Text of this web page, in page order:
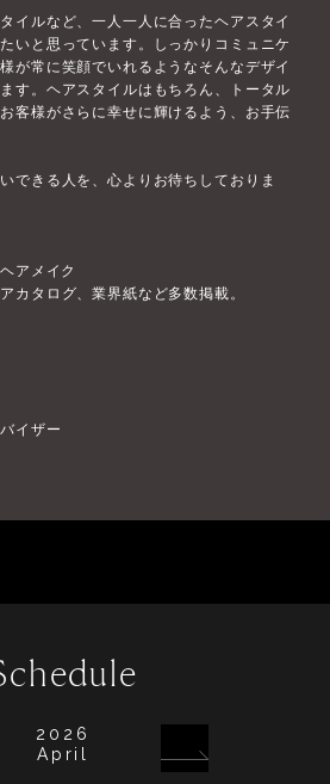
イルなど、一人一人に合ったヘアスタイ
いと思っています。しっかりコミュニケ
が常に笑顔でいれるようなそんなデザイ
す。ヘアスタイルはもちろん、トータル
客様がさらに幸せに輝けるよう、お手伝
できる人を、心よりお待ちしておりま
アメイク
カタログ、業界紙など多数掲載。
イザー
2026
April